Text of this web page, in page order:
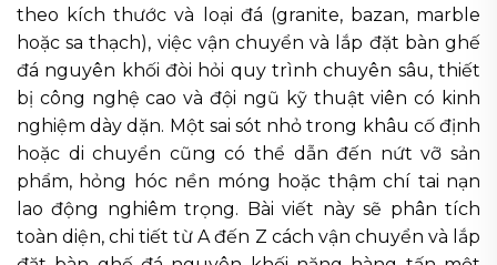
theo kích thước và loại đá (granite, bazan, marble
hoặc sa thạch), việc vận chuyển và lắp đặt bàn ghế
đá nguyên khối đòi hỏi quy trình chuyên sâu, thiết
bị công nghệ cao và đội ngũ kỹ thuật viên có kinh
nghiệm dày dặn. Một sai sót nhỏ trong khâu cố định
hoặc di chuyển cũng có thể dẫn đến nứt vỡ sản
phẩm, hỏng hóc nền móng hoặc thậm chí tai nạn
lao động nghiêm trọng. Bài viết này sẽ phân tích
toàn diện, chi tiết từ A đến Z cách vận chuyển và lắp